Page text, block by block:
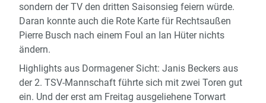
sondern der TV den dritten Saisonsieg feiern würde.
Daran konnte auch die Rote Karte für Rechtsaußen
Pierre Busch nach einem Foul an Ian Hüter nichts
ändern.
Highlights aus Dormagener Sicht: Janis Beckers aus
der 2. TSV-Mannschaft führte sich mit zwei Toren gut
ein. Und der erst am Freitag ausgeliehene Torwart